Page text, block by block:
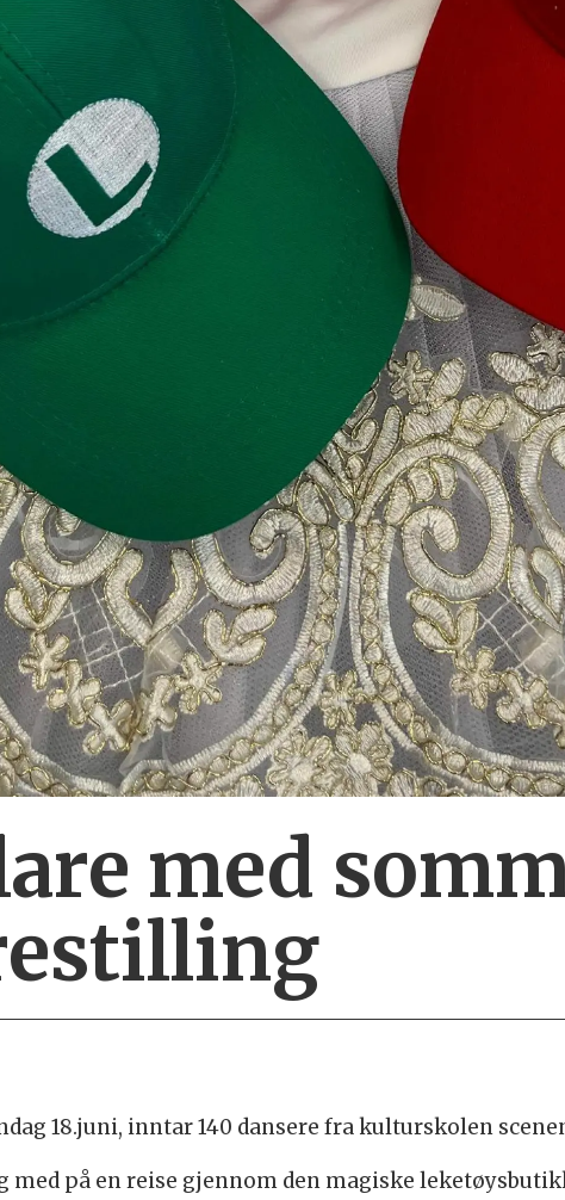
med
18.juni, inntar 140 dansere fra kulturskolen
med på en reise gjennom den magiske